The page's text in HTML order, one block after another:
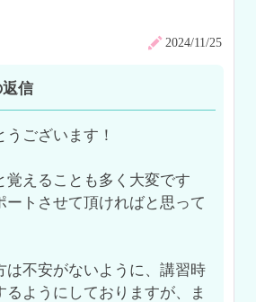
2024/11/25
信
ございます！
覚えることも多く大変です
ートさせて頂ければと思って
は不安がないように、講習時
るようにしておりますが、ま